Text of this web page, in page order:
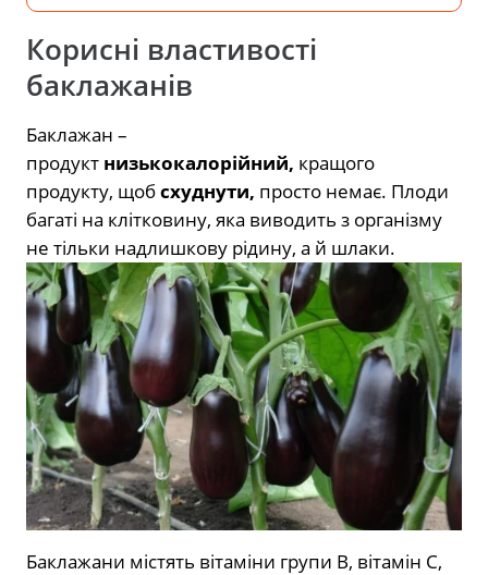
Корисні властивості
баклажанів
Баклажан –
продукт низькокалорійний, кращого
продукту, щобсхуднути, просто немає. Плоди
багаті на клітковину, яка виводить з організму
не тільки надлишкову рідину, а й шлаки.
Баклажани містять вітаміни групи B, вітамін С,